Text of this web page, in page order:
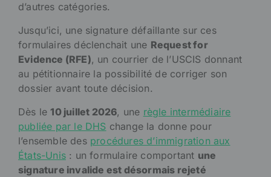
d’autres catégories.
Jusqu’ici, une signature défaillante sur ces
formulaires déclenchait une Request for
Evidence (RFE), un courrier de l’USCIS donnant
au pétitionnaire la possibilité de corriger son
dossier avant toute décision.
Dès le10 juillet 2026, une règle intermédiaire
publiée par le DHS change la donne pour
l’ensemble des procédures d’immigration aux
États-Unis : un formulaire comportant une
signature invalide est désormais rejeté